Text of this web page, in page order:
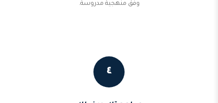
وفق منهجية مدروسة.
٤